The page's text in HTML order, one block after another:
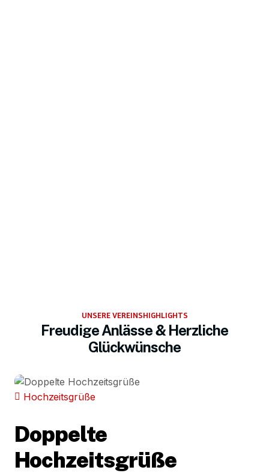
UNSERE VEREINSHIGHLIGHTS
Freudige Anlässe & Herzliche
Glückwünsche
Hochzeitsgrüße
Doppelte
Hochzeitsgrüße